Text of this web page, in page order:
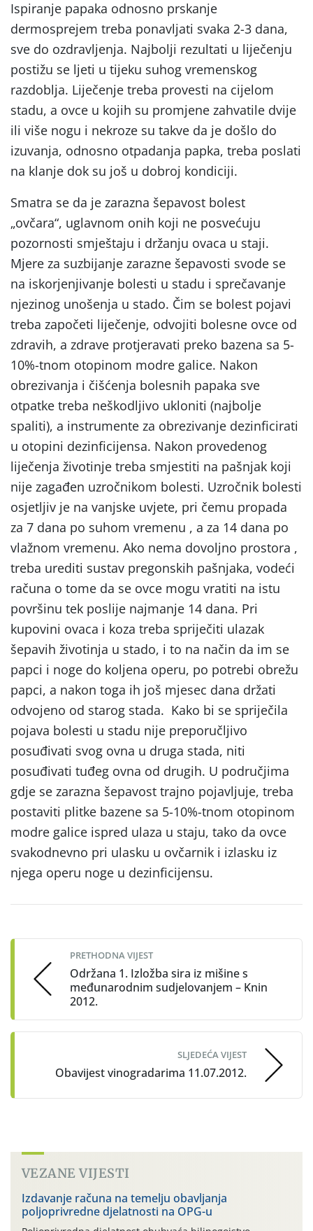
Ispiranje papaka odnosno prskanje
dermosprejem treba ponavljati svaka 2-3 dana,
sve do ozdravljenja. Najbolji rezultati u liječenju
postižu se ljeti u tijeku suhog vremenskog
razdoblja. Liječenje treba provesti na cijelom
stadu, a ovce u kojih su promjene zahvatile dvije
ili više nogu i nekroze su takve da je došlo do
izuvanja, odnosno otpadanja papka, treba poslati
na klanje dok su još u dobroj kondiciji.
Smatra se da je zarazna šepavost bolest
„ovčara“, uglavnom onih koji ne posvećuju
pozornosti smještaju i držanju ovaca u staji.
Mjere za suzbijanje zarazne šepavosti svode se
na iskorjenjivanje bolesti u stadu i sprečavanje
njezinog unošenja u stado. Čim se bolest pojavi
treba započeti liječenje, odvojiti bolesne ovce od
zdravih, a zdrave protjeravati preko bazena sa 5-
10%-tnom otopinom modre galice. Nakon
obrezivanja i čišćenja bolesnih papaka sve
otpatke treba neškodljivo ukloniti (najbolje
spaliti), a instrumente za obrezivanje dezinficirati
u otopini dezinficijensa. Nakon provedenog
liječenja životinje treba smjestiti na pašnjak koji
nije zagađen uzročnikom bolesti. Uzročnik bolesti
osjetljiv je na vanjske uvjete, pri čemu propada
za 7 dana po suhom vremenu , a za 14 dana po
vlažnom vremenu. Ako nema dovoljno prostora ,
treba urediti sustav pregonskih pašnjaka, vodeći
računa o tome da se ovce mogu vratiti na istu
površinu tek poslije najmanje 14 dana. Pri
kupovini ovaca i koza treba spriječiti ulazak
šepavih životinja u stado, i to na način da im se
papci i noge do koljena operu, po potrebi obrežu
papci, a nakon toga ih još mjesec dana držati
odvojeno od starog stada. Kako bi se spriječila
pojava bolesti u stadu nije preporučljivo
posuđivati svog ovna u druga stada, niti
posuđivati tuđeg ovna od drugih. U područjima
gdje se zarazna šepavost trajno pojavljuje, treba
postaviti plitke bazene sa 5-10%-tnom otopinom
modre galice ispred ulaza u staju, tako da ovce
svakodnevno pri ulasku u ovčarnik i izlasku iz
njega operu noge u dezinficijensu.
navigation
PRETHODNA VIJEST
Održana 1. Izložba sira iz mišine s
međunarodnim sudjelovanjem – Knin
2012.
SLJEDEĆA VIJEST
Obavijest vinogradarima 11.07.2012.
VEZANE VIJESTI
Izdavanje računa na temelju obavljanja
poljoprivredne djelatnosti na OPG-u